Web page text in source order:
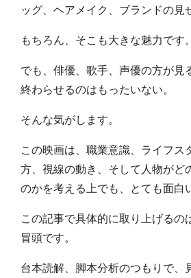
ッグ、ヘアメイク、ブランドの見
もちろん、そこも大きな魅力です。
でも、俳優、歌手、声優の方が見
終わらせるのはもったいない。
そんな気がします。
この映画は、職業意識、ライフス
方、視線の動き、そして人物がど
のかを考える上でも、とても面白
この記事で具体的に取り上げるの
冒頭です。
台本読解、脚本分析のつもりで、